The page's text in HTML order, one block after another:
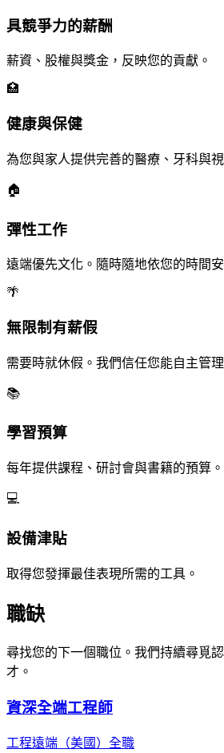
具競爭力的薪酬
薪資、股權與獎金，反映您的貢獻。
🏥
健康與保健
為您與家人提供完善的醫療、牙科與視
🏠
彈性工作
遠端優先文化。隨時隨地依您的時間安
🌴
無限制有薪假
需要時就休假。我們信任您能自主管理
📚
學習預算
每年提供課程、研討會與書籍的預算。
💻
設備津貼
取得您發揮最佳表現所需的工具。
職缺
尋找您的下一個職位。我們持續尋覓
才。
資深全端工程師
工程遠端（美國） 全職